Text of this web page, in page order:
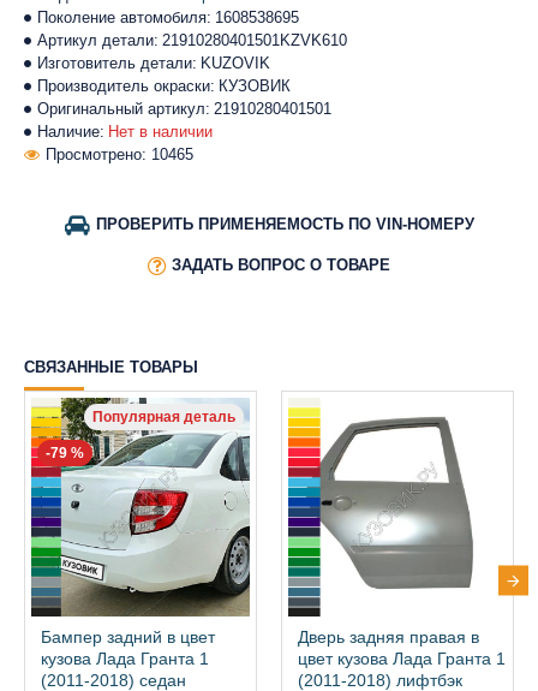
Наличие: Нет в наличии
Поколение автомобиля: 1608538695
Артикул детали: 21910280401501KZVK610
Изготовитель детали: KUZOVIK
Производитель окраски: КУЗОВИК
Оригинальный артикул: 21910280401501
Просмотрено: 10465
ПРОВЕРИТЬ ПРИМЕНЯЕМОСТЬ ПО VIN-НОМЕРУ
ЗАДАТЬ ВОПРОС О ТОВАРЕ
СВЯЗАННЫЕ ТОВАРЫ
Популярная деталь
-79 %
Бампер задний в цвет
кузова Лада Гранта 1
(2011-2018) седан
Дверь задняя правая в
цвет кузова Лада Гранта 1
(2011-2018) лифтбэк